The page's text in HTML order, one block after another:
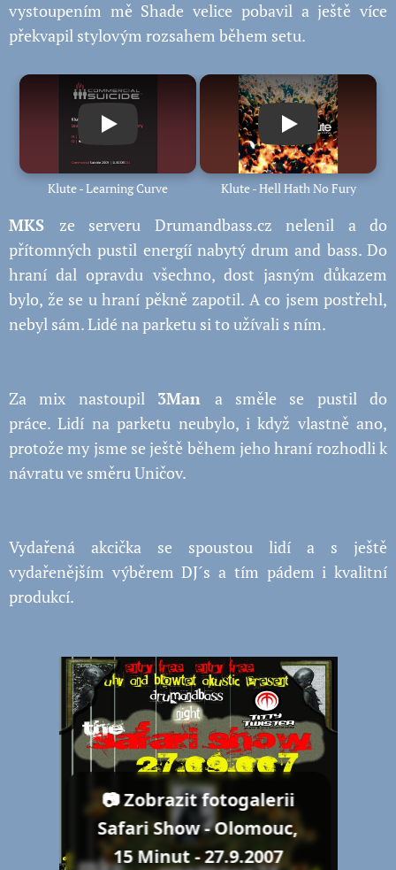
vystoupením mě Shade velice pobavil a ještě více
překvapil stylovým rozsahem během setu.
Play
Klute - Learning Curve
Play
Klute - Hell Hath No Fury
MKS ze serveru Drumandbass.cz nelenil a do
přítomných pustil energíí nabytý drum and bass. Do
hraní dal opravdu všechno, dost jasným důkazem
bylo, že se u hraní pěkně zapotil. A co jsem postřehl,
nebyl sám. Lidé na parketu si to užívali s ním.
Za mix nastoupil 3Man
a směle se pustil do
práce. Lidí na parketu neubylo, i když vlastně ano,
protože my jsme se ještě během jeho hraní rozhodli k
návratu ve směru Uničov.
Vydařená akcička se spoustou lidí a s ještě
vydařenějším výběrem DJ´s a tím pádem i kvalitní
produkcí.
📷 Zobrazit fotogalerii
Safari Show - Olomouc,
15 Minut - 27.9.2007